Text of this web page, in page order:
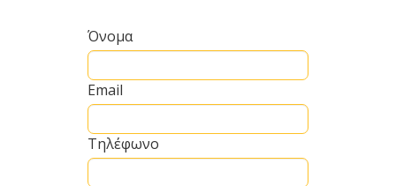
Όνομα
Email
Τηλέφωνο